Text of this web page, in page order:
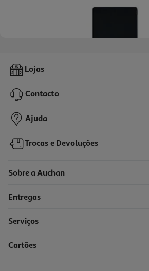
Tapete Rato Gaming Razer Gigantus V2 Large
19,99 €
Lojas
Contacto
Ajuda
Trocas e Devoluções
Sobre a Auchan
Entregas
Serviços
Cartões